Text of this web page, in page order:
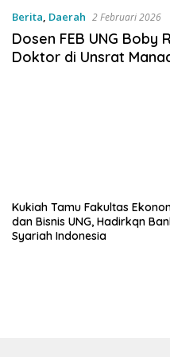
Berita, Daerah 2 Februari 2026
Dosen FEB UNG Boby
Doktor di Unsrat
Kukiah Tamu Fakultas
dan Bisnis UNG, Hadirkqn
Syariah Indonesia